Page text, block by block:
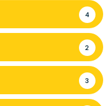
4
2
3